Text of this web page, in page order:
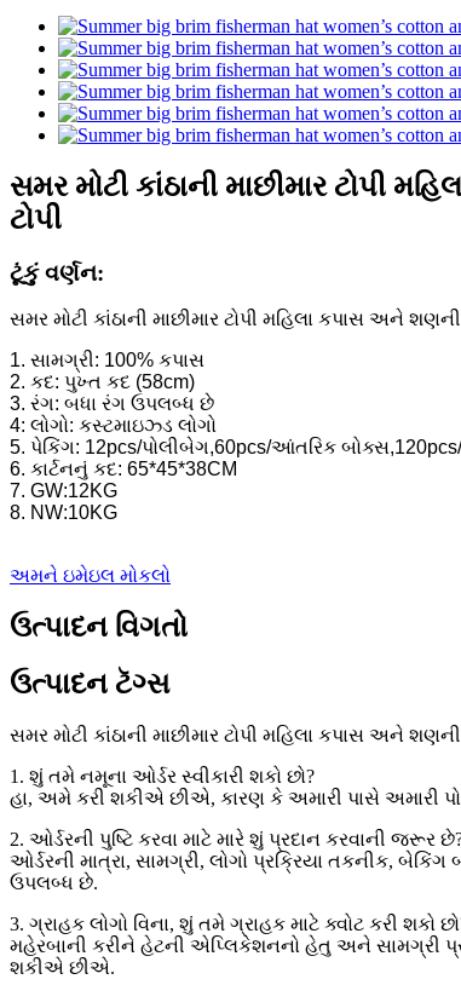
સમર મોટી કાંઠાની માછીમાર
ટોપી
ટૂંકું વર્ણન:
સમર મોટી કાંઠાની માછીમાર ટોપી મહિલા કપાસ અને
1. સામગ્રી: 100% કપાસ
2. કદ: પુખ્ત કદ (58cm)
3. રંગ: બધા રંગ ઉપલબ્ધ છે
4: લોગો: કસ્ટમાઇઝ્ડ લોગો
5. પેકિંગ: 12pcs/પોલીબેગ,60pcs/આંતરિક બોક્સ,120pcs/
6. કાર્ટનનું કદ: 65*45*38CM
7. GW:12KG
8. NW:10KG
અમને ઇમેઇલ મોકલો
ઉત્પાદન વિગતો
ઉત્પાદન ટૅગ્સ
સમર મોટી કાંઠાની માછીમાર ટોપી મહિલા કપાસ અને
1. શું તમે નમૂના ઓર્ડર સ્વીકારી શકો છો?
હા, અમે કરી શકીએ છીએ, કારણ કે અમારી પાસે અમારી
2. ઓર્ડરની પુષ્ટિ કરવા માટે મારે શું પ્રદાન કરવાની જરૂર
ઓર્ડરની માત્રા, સામગ્રી, લોગો પ્રક્રિયા તકનીક,
ઉપલબ્ધ છે.
3. ગ્રાહક લોગો વિના, શું તમે ગ્રાહક માટે ક્વોટ કરી શકો
મહેરબાની કરીને હેટની એપ્લિકેશનનો હેતુ અને સામગ્રી
શકીએ છીએ.